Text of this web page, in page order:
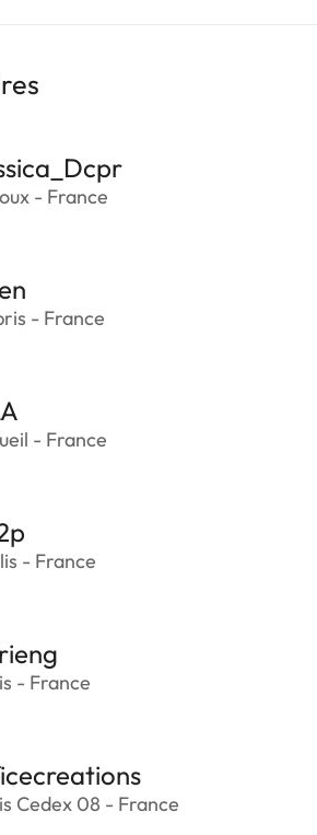
- France
- France
- France
- France
- France
Cedex 08 - France